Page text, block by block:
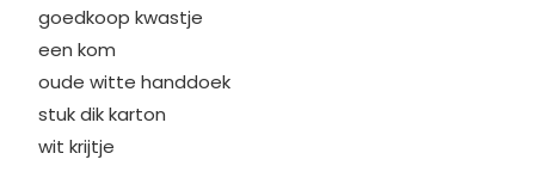
goedkoop kwastje
een kom
oude witte handdoek
stuk dik karton
wit krijtje